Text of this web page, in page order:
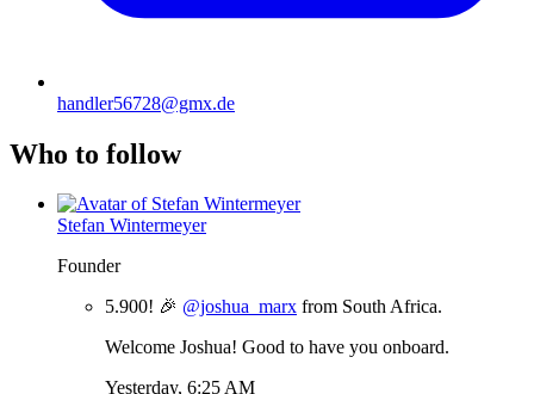
handler56728@gmx.de
Who to follow
Stefan Wintermeyer
Founder
5.900! 🎉 @joshua_marx from South Africa.
Welcome Joshua! Good to have you onboard.
Yesterday, 6:25 AM